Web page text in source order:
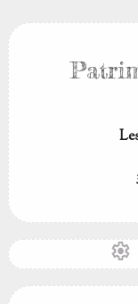
settings